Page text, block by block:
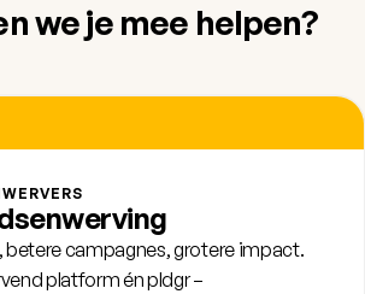
we je mee helpen?
betere campagnes, grotere impact.
platform énpldgr–